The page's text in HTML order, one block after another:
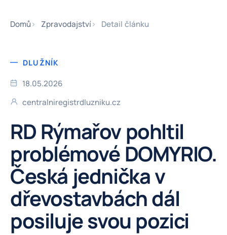
Domů Zpravodajství Detail článku
DLUŽNÍK
18.05.2026
centralniregistrdluzniku.cz
RD Rýmařov pohltil
problémové DOMYRIO.
Česká jednička v
dřevostavbách dál
posiluje svou pozici